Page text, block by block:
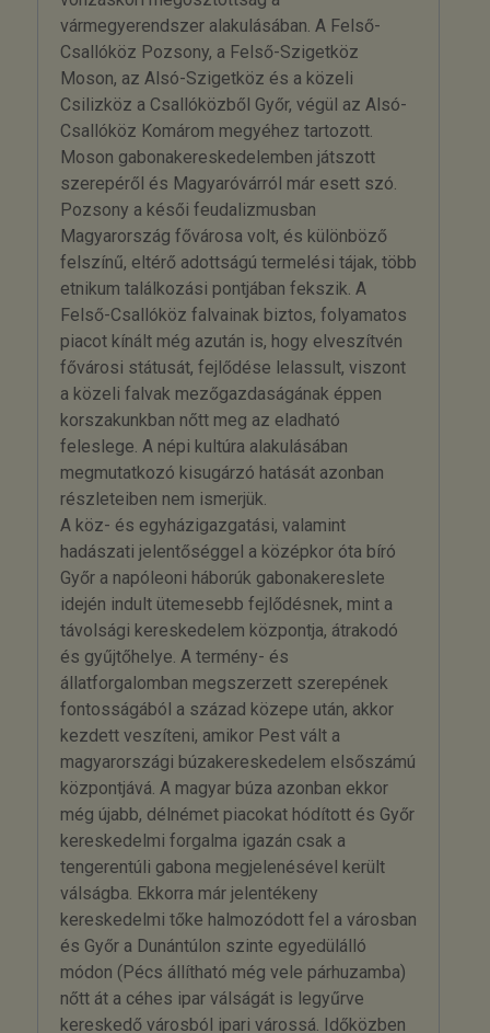
vármegyerendszer alakulásában. A Felső-
Csallóköz Pozsony, a Felső-Szigetköz
Moson, az Alsó-Szigetköz és a közeli
Csilizköz a Csallóközből Győr, végül az Alsó-
Csallóköz Komárom megyéhez tartozott.
Moson gabonakereskedelemben játszott
szerepéről és Magyaróvárról már esett szó.
Pozsony a késői feudalizmusban
Magyarország fővárosa volt, és különböző
felszínű, eltérő adottságú termelési tájak, több
etnikum találkozási pontjában fekszik. A
Felső-Csallóköz falvainak biztos, folyamatos
piacot kínált még azután is, hogy elveszítvén
fővárosi státusát, fejlődése lelassult, viszont
a közeli falvak mezőgazdaságának éppen
korszakunkban nőtt meg az eladható
feleslege. A népi kultúra alakulásában
megmutatkozó kisugárzó hatását azonban
részleteiben nem ismerjük.
A köz- és egyházigazgatási, valamint
hadászati jelentőséggel a középkor óta bíró
Győr a napóleoni háborúk gabonakereslete
idején indult ütemesebb fejlődésnek, mint a
távolsági kereskedelem központja, átrakodó
és gyűjtőhelye. A termény- és
állatforgalomban megszerzett szerepének
fontosságából a század közepe után, akkor
kezdett veszíteni, amikor Pest vált a
magyarországi búzakereskedelem elsőszámú
központjává. A magyar búza azonban ekkor
még újabb, délnémet piacokat hódított és Győr
kereskedelmi forgalma igazán csak a
tengerentúli gabona megjelenésével került
válságba. Ekkorra már jelentékeny
kereskedelmi tőke halmozódott fel a városban
és Győr a Dunántúlon szinte egyedülálló
módon (Pécs állítható még vele párhuzamba)
nőtt át a céhes ipar válságát is legyűrve
kereskedő városból ipari várossá. Időközben